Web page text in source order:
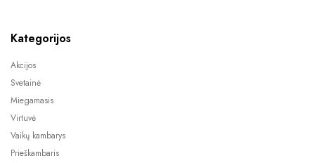
Kategorijos
Akcijos
Svetainė
Miegamasis
Virtuvė
Vaikų kambarys
Prieškambaris